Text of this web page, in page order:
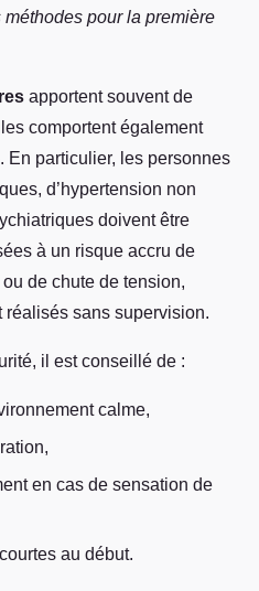
pour la première
apportent souvent de
comportent également
En particulier, les personnes
d’hypertension non
doivent être
à un risque accru de
de chute de tension,
sans supervision.
il est conseillé de :
calme,
en cas de sensation de
au début.